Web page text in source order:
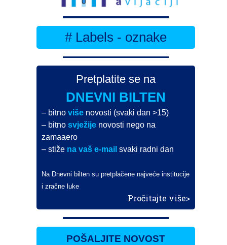
# Labels - oznake
Pretplatite se na
DNEVNI BILTEN
– bitno višenovosti (svaki dan >15)
– bitno svježijenovosti nego na
zamaaero
– stiže na vaš e-mail svaki radni dan
Na Dnevni bilten su pretplačene najveće institucije
i zračne luke
Pročitajte više>
POŠALJITE NOVOST